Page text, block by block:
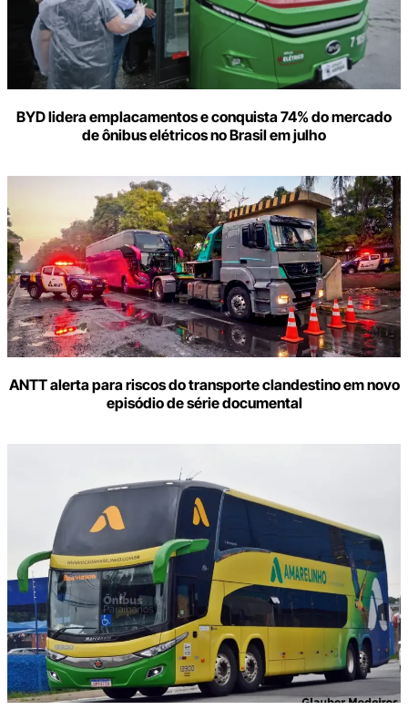
BYD lidera emplacamentos e conquista 74% do mercado
de ônibus elétricos no Brasil em julho
ANTT alerta para riscos do transporte clandestino em novo
episódio de série documental